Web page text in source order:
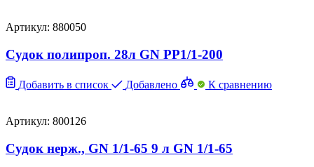
Артикул: 880050
Судок полипроп. 28л GN PP1/1-200
Добавить в список Добавлено К сравнению
Артикул: 800126
Судок нерж., GN 1/1-65 9 л GN 1/1-65